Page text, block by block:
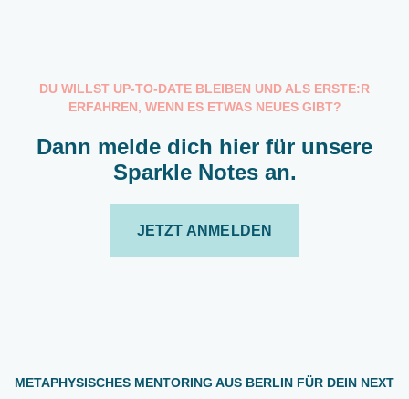
DU WILLST UP-TO-DATE BLEIBEN UND ALS ERSTE:R
ERFAHREN, WENN ES ETWAS NEUES GIBT?
Dann melde dich hier für unsere
Sparkle Notes an.
JETZT ANMELDEN
METAPHYSISCHES MENTORING AUS BERLIN FÜR DEIN NEXT